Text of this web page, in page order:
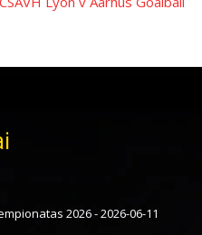
2026-2026-06-11